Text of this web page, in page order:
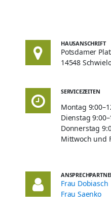
HAUSANSCHRIFT
Potsdamer
14548
SERVICEZEITEN
Montag
Dienstag
Donnerstag
Mittwoch und
Frau Dobiasch
Frau Saenko